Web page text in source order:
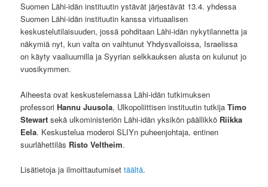
Suomen Lähi-idän instituutin ystävät järjestävät 13.4. yhdessa
Suomen Lähi-idän instituutin kanssa virtuaalisen
keskustelutilaisuuden, jossä pohditaan Lähi-idän nykytilannetta ja
näkymiä nyt, kun valta on vaihtunut Yhdysvalloissa, Israelissa
on käyty vaaliuurnilla ja Syyrian selkkauksen alusta on kulunut jo
vuosikymmen.
Aiheesta ovat keskustelemassa Lähi-idän tutkimuksen
professoriHannu Juusola, Ulkopoliittisen instituutin tutkijaTimo
Stewart sekä ulkoministeriön Lähi-idän yksikön päällikkö Riikka
Eela. Keskustelua moderoi SLIYn puheenjohtaja, entinen
suurlähettiläs Risto Veltheim.
Lisätietoja ja ilmoittautumisettäältä.